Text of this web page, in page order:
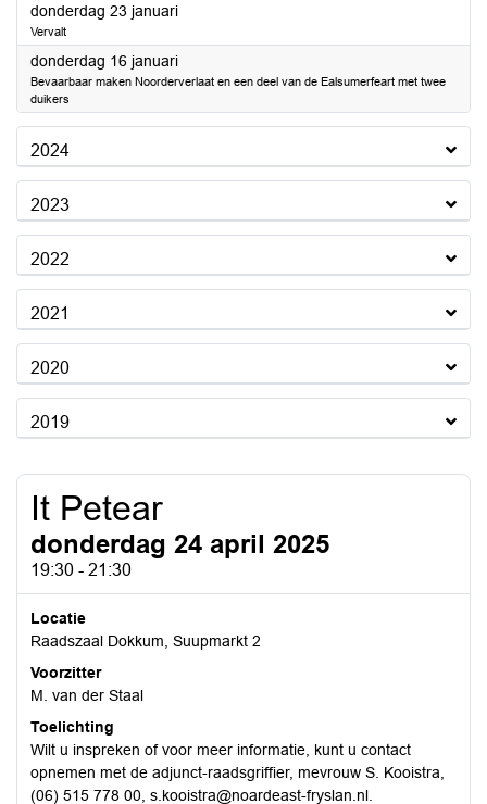
donderdag 23 januari2025
Vervalt
donderdag 16 januari2025
Bevaarbaar maken Noorderverlaat en een deel van de Ealsumerfeart met twee
duikers
2024
2023
2022
2021
2020
2019
It Petear
donderdag 24 april 2025
19:30 - 21:30
Locatie
Raadszaal Dokkum, Suupmarkt 2
Voorzitter
M. van der Staal
Toelichting
Wilt u inspreken of voor meer informatie, kunt u contact
opnemen met de adjunct-raadsgriffier, mevrouw S. Kooistra,
(06) 515 778 00, s.kooistra@noardeast-fryslan.nl.